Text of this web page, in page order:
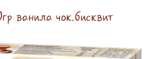
ванила чок.бисквит